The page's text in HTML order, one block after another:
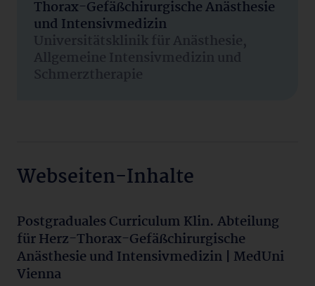
Thorax-Gefäßchirurgische Anästhesie
und Intensivmedizin
Universitätsklinik für Anästhesie,
Allgemeine Intensivmedizin und
Schmerztherapie
Webseiten-Inhalte
Postgraduales Curriculum Klin. Abteilung
für Herz-Thorax-Gefäßchirurgische
Anästhesie und Intensivmedizin | MedUni
Vienna